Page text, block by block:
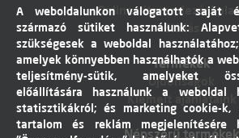
Online vitarendezési
Elállás
Termékek
Újdonságok
Kiemelt ajánlataink
Népszerű termékek
A weboldalunkon válogatott saját
származó sütiket használunk:
szükségesek a weboldal
amelyek könnyebben használhatók a
teljesítmény-sütik, amelyeket
előállítására használunk a weboldal
statisztikákról; és marketing cookie-k,
tartalom és reklám megjelenítésére